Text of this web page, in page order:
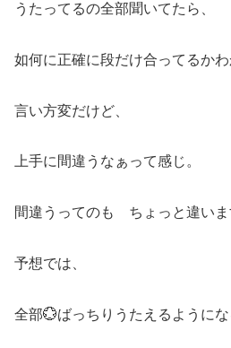
うたってるの全部聞いてたら、
如何に正確に段だけ合ってるか
言い方変だけど、
上手に間違うなぁって感じ。
間違うってのも ちょっと違いま
予想では、
全部💮ばっちりうたえるようにな